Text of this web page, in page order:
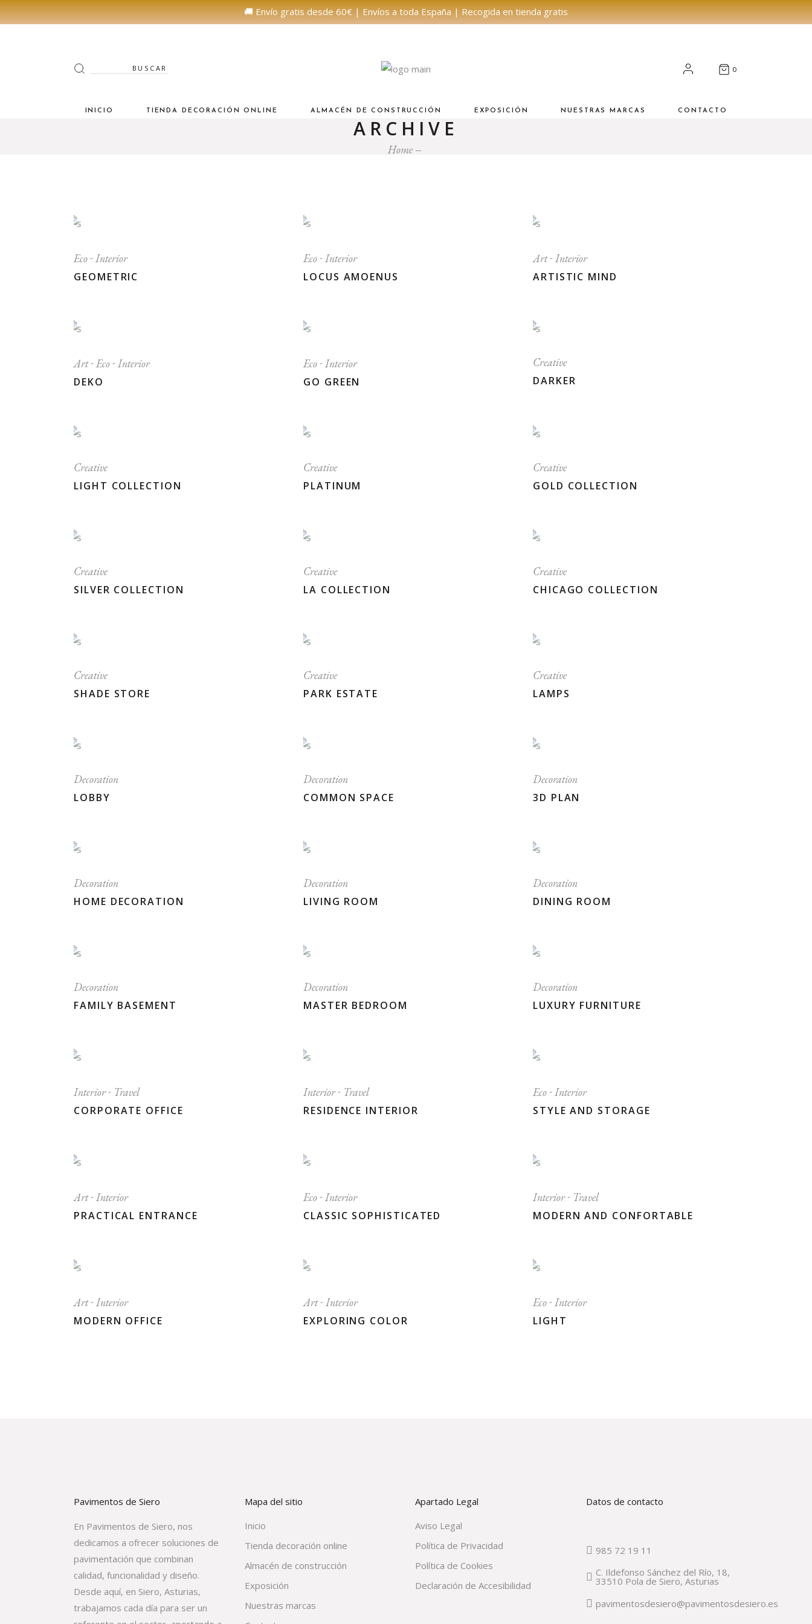
🚚 Envío gratis desde 60€ | Envíos a toda España | Recogida en tienda gratis
Search
for: 0
INICIO TIENDA DECORACIÓN ONLINE ALMACÉN DE CONSTRUCCIÓN EXPOSICIÓN NUESTRAS MARCAS CONTACTO
ARCHIVE
Home
Eco Interior
GEOMETRIC
Eco Interior
LOCUS AMOENUS
Art Interior
ARTISTIC MIND
Art Eco Interior
DEKO
Eco Interior
GO GREEN
Creative
DARKER
Creative
LIGHT COLLECTION
Creative
PLATINUM
Creative
GOLD COLLECTION
Creative
SILVER COLLECTION
Creative
LA COLLECTION
Creative
CHICAGO COLLECTION
Creative
SHADE STORE
Creative
PARK ESTATE
Creative
LAMPS
Decoration
LOBBY
Decoration
COMMON SPACE
Decoration
3D PLAN
Decoration
HOME DECORATION
Decoration
LIVING ROOM
Decoration
DINING ROOM
Decoration
FAMILY BASEMENT
Decoration
MASTER BEDROOM
Decoration
LUXURY FURNITURE
Interior Travel
CORPORATE OFFICE
Interior Travel
RESIDENCE INTERIOR
Eco Interior
STYLE AND STORAGE
Art Interior
PRACTICAL ENTRANCE
Eco Interior
CLASSIC SOPHISTICATED
Interior Travel
MODERN AND CONFORTABLE
Art Interior
MODERN OFFICE
Art Interior
EXPLORING COLOR
Eco Interior
LIGHT
Pavimentos de Siero
En Pavimentos de Siero, nos
dedicamos a ofrecer soluciones de
pavimentación que combinan
calidad, funcionalidad y diseño.
Desde aquí, en Siero, Asturias,
trabajamos cada día para ser un
Mapa del sitio
Inicio
Tienda decoración online
Almacén de construcción
Exposición
Nuestras marcas
Apartado Legal
Aviso Legal
Política de Privacidad
Política de Cookies
Declaración de Accesibilidad
Datos de contacto
985 72 19 11
C. Ildefonso Sánchez del Río, 18,
33510 Pola de Siero, Asturias
pavimentosdesiero@pavimentosdesiero.es